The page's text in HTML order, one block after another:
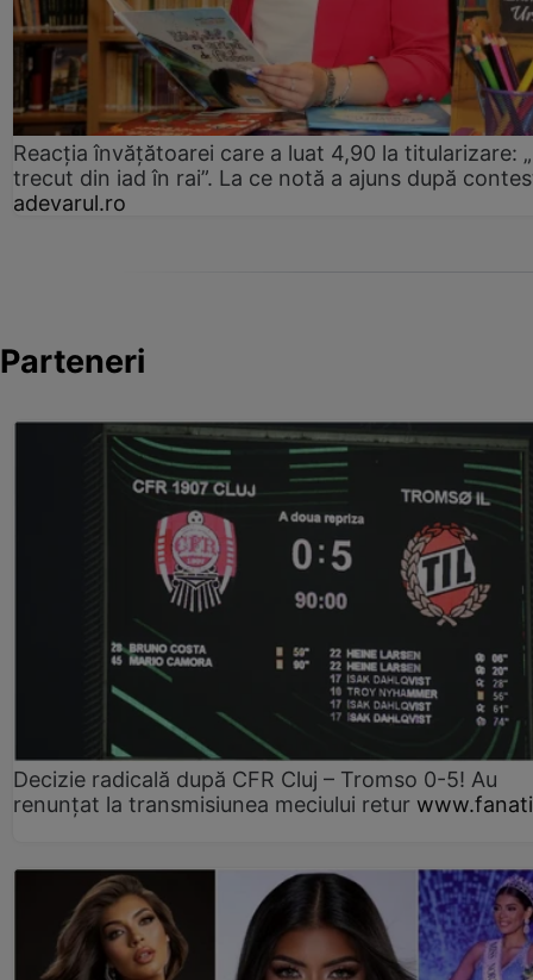
Reacția învățătoarei care a luat 4,90 la titularizare:
trecut din iad în rai”. La ce notă a ajuns după
adevarul.ro
Parteneri
Decizie radicală după CFR Cluj – Tromso 0-5! Au
renunțat la transmisiunea meciului retur